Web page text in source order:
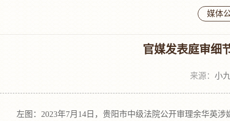
媒体
官媒发表庭审细
来源： 小
左图：2023年7月14日，贵阳市中级法院公开审理余华英涉